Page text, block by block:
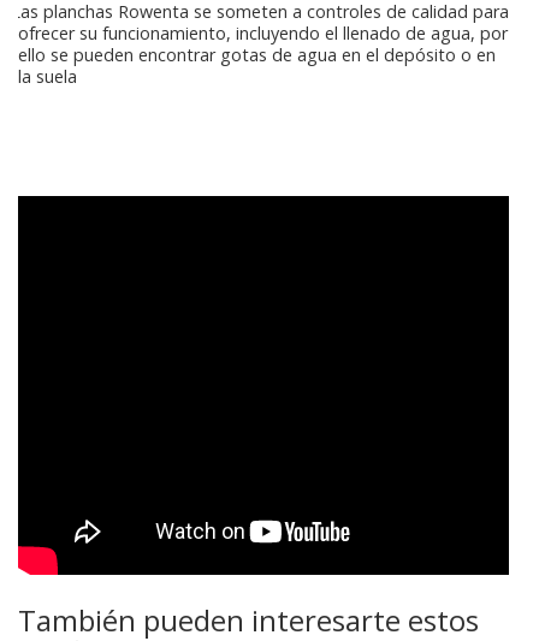
Las planchas Rowenta se someten a controles de calidad para
ofrecer su funcionamiento, incluyendo el llenado de agua, por
ello se pueden encontrar gotas de agua en el depósito o en
la suela
También pueden interesarte estos